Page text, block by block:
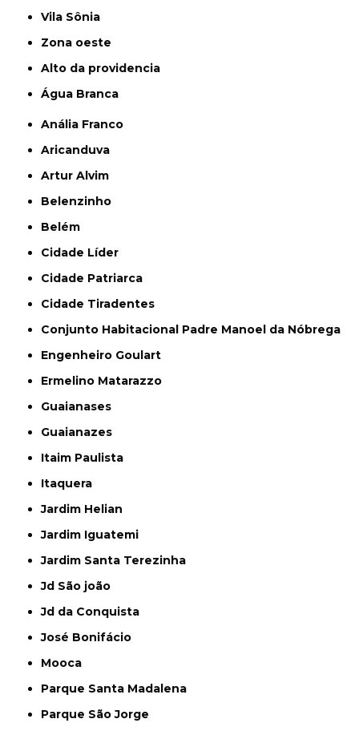
Vila Sônia
Zona oeste
alto da providencia
Água Branca
Anália Franco
Aricanduva
Artur Alvim
Belenzinho
Belém
Cidade Líder
Cidade Patriarca
Cidade Tiradentes
Conjunto Habitacional Padre Manoel da Nóbrega
Engenheiro Goulart
Ermelino Matarazzo
Guaianases
Guaianazes
Itaim Paulista
Itaquera
Jardim Helian
Jardim Iguatemi
Jardim Santa Terezinha
Jd São joão
Jd da Conquista
José Bonifácio
Mooca
Parque Santa Madalena
Parque São Jorge